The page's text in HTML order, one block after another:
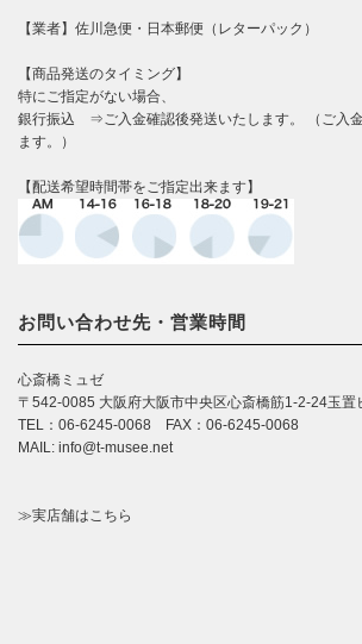
【業者】佐川急便・日本郵便（レターパック）
【商品発送のタイミング】
特にご指定がない場合、
銀行振込 ⇒ご入金確認後発送いたします。 （ご入
ます。）
【配送希望時間帯をご指定出来ます】
お問い合わせ先・営業時間
心斎橋ミュゼ
〒542-0085 大阪府大阪市中央区心斎橋筋1-2-24玉置
TEL：06-6245-0068 FAX：06-6245-0068
MAIL: info@t-musee.net
≫実店舗はこちら